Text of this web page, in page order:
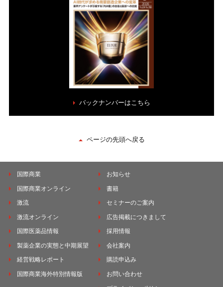
バックナンバーはこちら
ページの先頭へ戻る
国際商業
国際商業オンライン
激流
激流オンライン
国際医薬品情報
製薬企業の実態と中期展望
経営戦略レポート
国際商業海外特別情報版
お知らせ
書籍
セミナーのご案内
広告掲載につきまして
採用情報
会社案内
購読申込み
お問い合わせ